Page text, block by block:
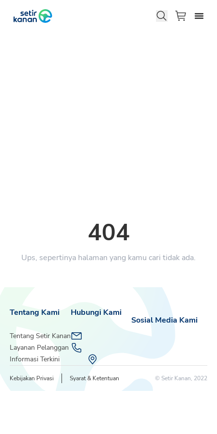
404
Ups, sepertinya halaman yang kamu cari tidak ada.
Tentang Kami
Tentang Setir Kanan
Layanan Pelanggan
Informasi Terkini
Sosial Media Kami
Hubungi Kami
Kebijakan Privasi Syarat & Ketentuan © Setir Kanan, 2022